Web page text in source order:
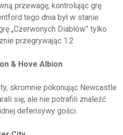
przewagę, kontrolując grę
tego dnia był w stanie
„Czerwonych Diabłów” tylko
przegrywając 1:2
& Hove Albion
skromnie pokonując Newcastle
się, ale nie potrafili znaleźć
defensywy gości.